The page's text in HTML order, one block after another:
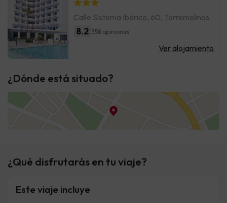
Calle Sistema Ibérico, 60, Torremolinos
8.2 358 opiniones
Ver alojamiento
¿Dónde está situado?
¿Qué disfrutarás en tu viaje?
Este viaje incluye